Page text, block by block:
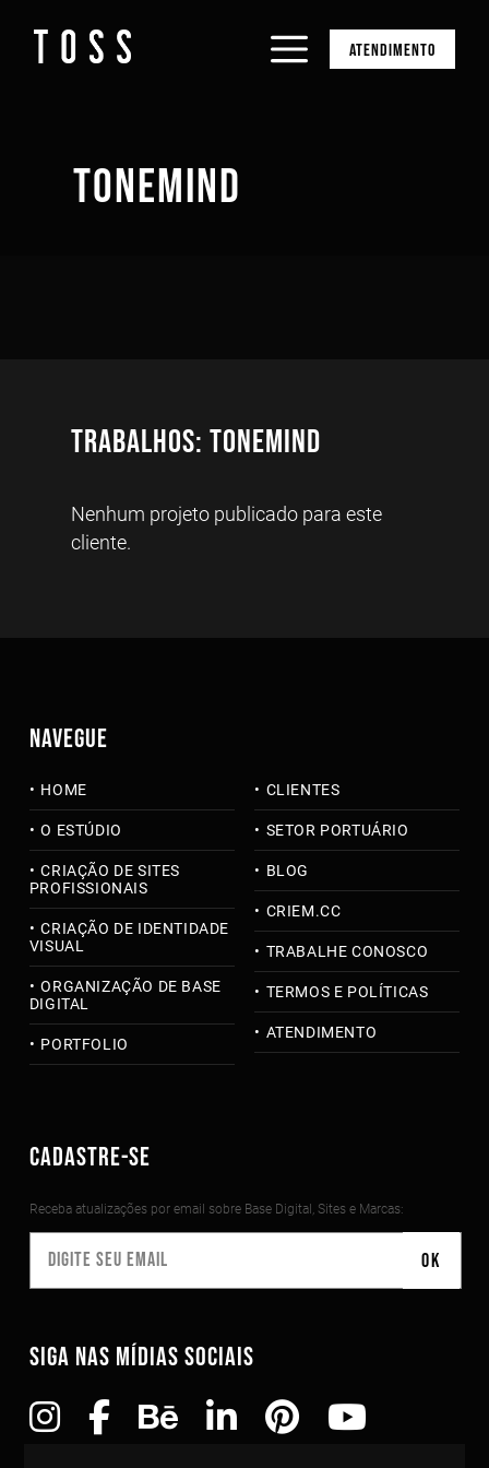
ATENDIMENTO
TONEMIND
Trabalhos: ToneMind
Nenhum projeto publicado para este
cliente.
NAVEGUE
HOME
O ESTÚDIO
CRIAÇÃO DE SITES
PROFISSIONAIS
CRIAÇÃO DE IDENTIDADE
VISUAL
ORGANIZAÇÃO DE BASE
DIGITAL
PORTFOLIO
CLIENTES
SETOR PORTUÁRIO
BLOG
CRIEM.CC
TRABALHE CONOSCO
TERMOS E POLÍTICAS
ATENDIMENTO
CADASTRE-SE
Receba atualizações por email sobre Base Digital, Sites e Marcas:
SIGA NAS MÍDIAS SOCIAIS